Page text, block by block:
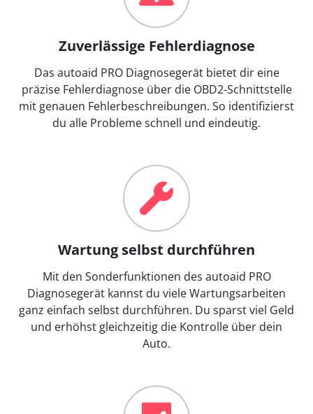
Zuverlässige Fehlerdiagnose
Das autoaid PRO Diagnosegerät bietet dir eine
präzise Fehlerdiagnose über die OBD2-Schnittstelle
mit genauen Fehlerbeschreibungen. So identifizierst
du alle Probleme schnell und eindeutig.
Wartung selbst durchführen
Mit den Sonderfunktionen des autoaid PRO
Diagnosegerät kannst du viele Wartungsarbeiten
ganz einfach selbst durchführen. Du sparst viel Geld
und erhöhst gleichzeitig die Kontrolle über dein
Auto.